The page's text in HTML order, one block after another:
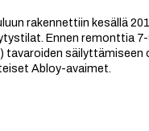
rakennettiin kesällä
Ennen remonttia
tavaroiden säilyttämiseen
Abloy-avaimet.